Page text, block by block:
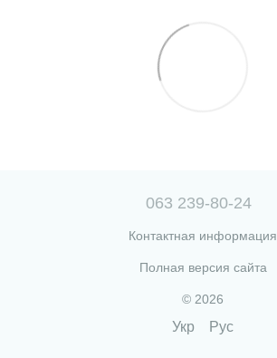
063 239-80-24
Контактная информация
Полная версия сайта
© 2026
Укр Рус